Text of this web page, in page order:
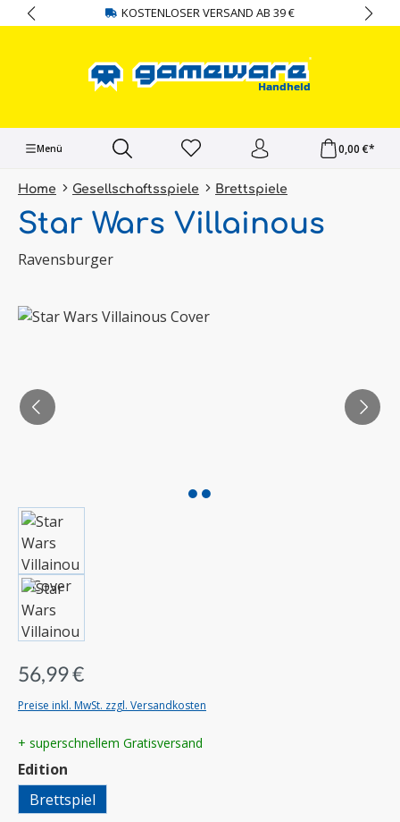
springen KOSTENLOSER VERSAND AB 39 €
Menü 0,00 €*
Home Gesellschaftsspiele Brettspiele
Star Wars Villainous
Ravensburger
Bildergalerie überspringen
56,99 €
Preise inkl. MwSt. zzgl. Versandkosten
+ superschnellem Gratisversand
Edition
Brettspiel